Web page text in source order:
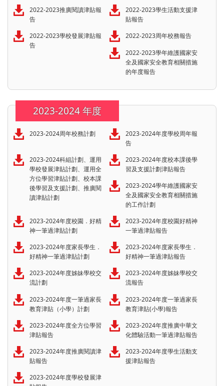
2022-2023推廣閱讀津貼報
告
2022-2023學生活動支援津
貼報告
2022-2023學校發展津貼報
告
2022-2023周年校務報告
2022-2023學年維護國家安
全及國家安全教育相關措施
的年度報告
2023-2024 年度
2023-2024周年校務計劃
2023-2024年度學校周年報
告
2023-2024科組計劃、運用
學校發展津貼計劃、運用全
方位學習津貼計劃、校本課
後學習及支援計劃、推廣閱
讀津貼計劃
2023-2024年度校本課後學
習及支援計劃津貼報告
2023-2024學年維護國家安
全及國家安全教育相關措施
的工作計劃
2023-2024年度校園．好精
神一筆過津貼計劃
2023-2024年度校園好精神
一筆過津貼報告
2023-2024年度家長學生．
好精神一筆過津貼計劃
2023-2024年度家長學生．
好精神一筆過津貼報告
2023-2024年度姊妹學校交
流計劃
2023-2024年度姊妹學校交
流報告
2023-2024年度一筆過家長
教育津貼（小學）計劃
2023-2024年度一筆過家長
教育津貼(小學)報告
2023-2024年度全方位學習
津貼報告
2023-2024年度推廣中華文
化體驗活動一筆過津貼報告
2023-2024年度推廣閱讀津
貼報告
2023-2024年度學生活動支
援津貼報告
2023-2024年度學校發展津